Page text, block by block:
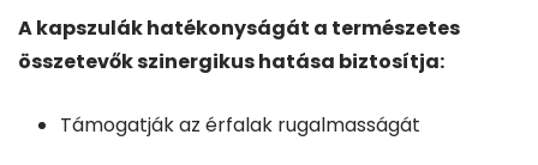
A kapszulák hatékonyságát a természetes
összetevők szinergikus hatása biztosítja:
Támogatják az érfalak rugalmasságát